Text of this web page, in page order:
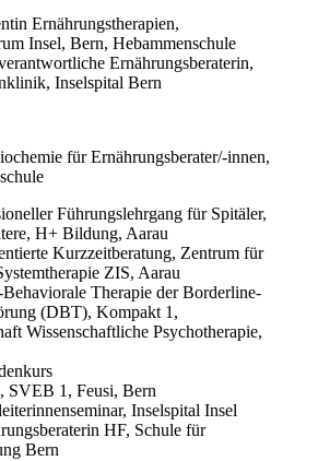
Ernährungstherapien,
Insel, Bern, Hebammenschule
Ernährungsberaterin,
Inselspital Bern
für Ernährungsberater/-innen,
Führungslehrgang für Spitäler,
H+ Bildung, Aarau
Kurzzeitberatung, Zentrum für
ZIS, Aarau
Therapie der Borderline-
(DBT), Kompakt 1,
Wissenschaftliche Psychotherapie,
SVEB 1, Feusi, Bern
Inselspital Insel
HF, Schule für
Bern